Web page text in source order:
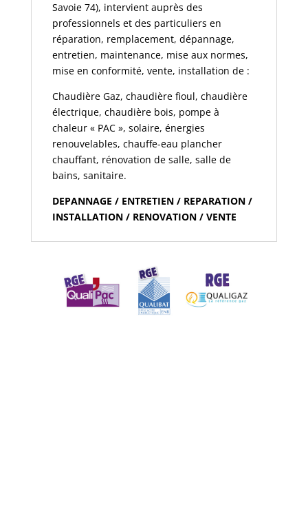
Savoie 74), intervient auprès des
professionnels et des particuliers en
réparation, remplacement, dépannage,
entretien, maintenance, mise aux normes,
mise en conformité, vente, installation de :
Chaudière Gaz, chaudière fioul, chaudière
électrique, chaudière bois, pompe à
chaleur « PAC », solaire, énergies
renouvelables, chauffe-eau plancher
chauffant, rénovation de salle, salle de
bains, sanitaire.
DEPANNAGE / ENTRETIEN / REPARATION /
INSTALLATION / RENOVATION / VENTE